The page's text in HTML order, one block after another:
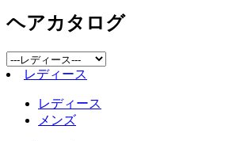
ヘアカタログ
レディース
レディース
メンズ